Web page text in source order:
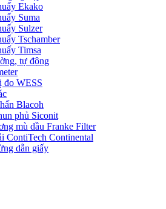
Ekako
Suma
Sulzer
Tschamber
Timsa
tự động
đo WESS
Blacoh
phủ Siconit
mù dầu Franke Filter
ContiTech Continental
dẫn giấy